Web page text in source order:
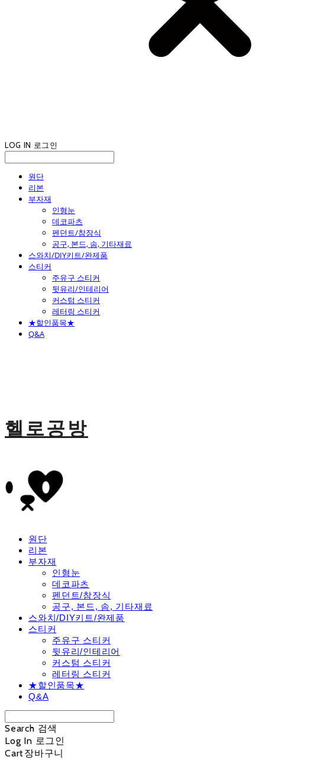
LOG IN 로그인
원단
리본
부자재
인형눈
데코파츠
펜던트/참장식
공구, 본드, 솜, 기타재료
스와치/DIY키트/완제품
스티커
주유구 스티커
뒷유리/인테리어
커스텀 스티커
레터링 스티커
★할인품목★
Q&A
헬로공방
원단
리본
부자재
인형눈
데코파츠
펜던트/참장식
공구, 본드, 솜, 기타재료
스와치/DIY키트/완제품
스티커
주유구 스티커
뒷유리/인테리어
커스텀 스티커
레터링 스티커
★할인품목★
Q&A
Search 검색
Log In 로그인
Cart장바구니